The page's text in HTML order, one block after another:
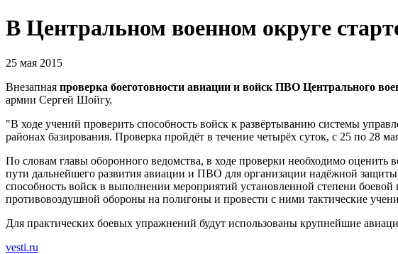
В Центральном военном округе
25 мая 2015
Внезапная проверка боеготовности авиации и войск ПВО Центрального
армии Сергей Шойгу.
"В ходе учений проверить способность войск к развёртыванию системы
районах базирования. Проверка пройдёт в течение четырёх суток, с 25 по
По словам главы оборонного ведомства, в ходе проверки необходимо оценить
пути дальнейшего развития авиации и ПВО для организации надёжной
способность войск в выполнении мероприятий установленной степени
противовоздушной обороны на полигоны и провести с ними тактические
Для практических боевых упражнений будут использованы крупнейшие
vesti.ru